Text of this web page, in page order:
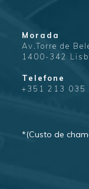
Morada
Av.Torre de
1400-342
Telefone
+351 213 035
*(Custo de